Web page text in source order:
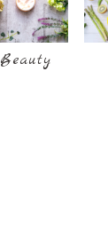
Beauty